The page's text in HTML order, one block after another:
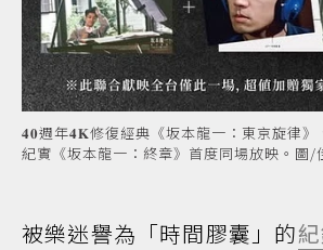
𝟒𝟎週年𝟒𝐊修復經典《坂本龍一：東京旋律》
紀實《坂本龍一：終章》首度同場放映。圖/
被樂迷譽為「時間膠囊」的